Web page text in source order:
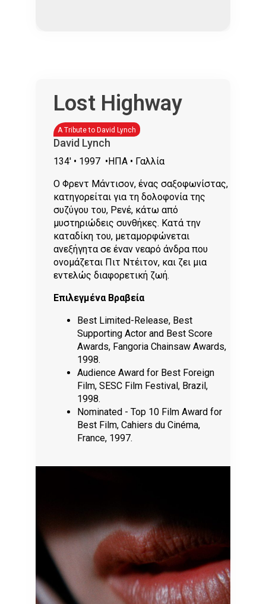
Lost Highway
A Tribute to David Lynch
David Lynch
134' • 1997 •ΗΠΑ • Γαλλία
Ο Φρεντ Μάντισον, ένας σαξοφωνίστας,
κατηγορείται για τη δολοφονία της
συζύγου του, Ρενέ, κάτω από
μυστηριώδεις συνθήκες. Κατά την
καταδίκη του, μεταμορφώνεται
ανεξήγητα σε έναν νεαρό άνδρα που
ονομάζεται Πιτ Ντέιτον, και ζει μια
εντελώς διαφορετική ζωή.
Επιλεγμένα Βραβεία
Best Limited-Release, Best
Supporting Actor and Best Score
Awards, Fangoria Chainsaw Awards,
1998.
Audience Award for Best Foreign
Film, SESC Film Festival, Brazil,
1998.
Nominated - Top 10 Film Award for
Best Film, Cahiers du Cinéma,
France, 1997.